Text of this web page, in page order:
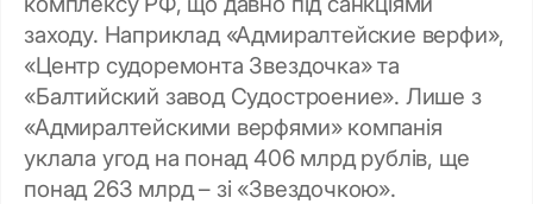
заходу. Наприклад «Адмиралтейские верфи»,
«Центр судоремонта Звездочка» та
«Балтийский завод Судостроение». Лише з
«Адмиралтейскими верфями» компанія
уклала угод на понад 406 млрд рублів, ще
понад 263 млрд – зі «Звездочкою».